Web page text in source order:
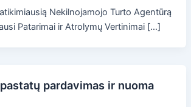
Nekilnojamojo Turto Agentūrą
Patarimai ir Atrolymų Vertinimai […]
pardavimas ir nuoma